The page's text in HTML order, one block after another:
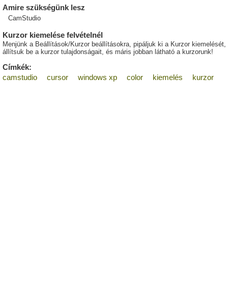
Amire szükségünk lesz
CamStudio
Kurzor kiemelése felvételnél
Menjünk a Beállítások/Kurzor beállításokra, pipáljuk ki a Kurzor kiemelését,
állítsuk be a kurzor tulajdonságait, és máris jobban látható a kurzorunk!
Címkék:
camstudio
cursor windows xp color kiemelés kurzor